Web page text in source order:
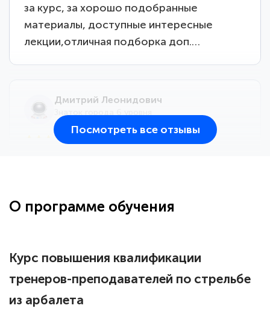
за курс, за хорошо подобранные
материалы, доступные интересные
лекции,отличная подборка доп.…
Дмитрий Леонидович
большое количество методических
Елена Кравченко
Посмотреть все отзывы
О программе обучения
Курс повышения квалификации
тренеров-преподавателей по стрельбе
из арбалета